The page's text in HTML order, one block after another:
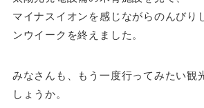
マイナスイオンを感じながらのんびり
ンウイークを終えました。
みなさんも、もう一度行ってみたい観
しょうか。